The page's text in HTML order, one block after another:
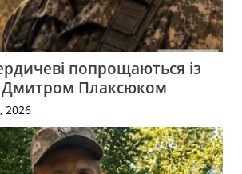
попрощаються із
Плаксюком
2026